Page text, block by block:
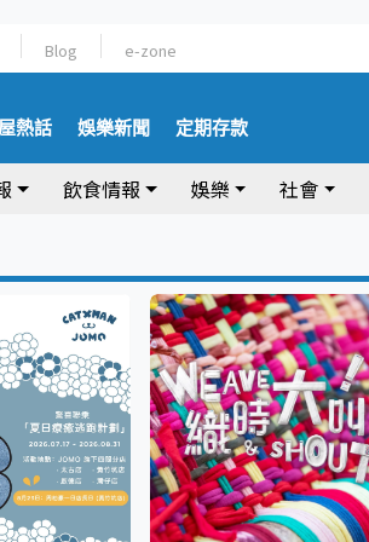
Blog e-zone
熱話 娛樂新聞 定期存款
飲食情報 娛樂 社會